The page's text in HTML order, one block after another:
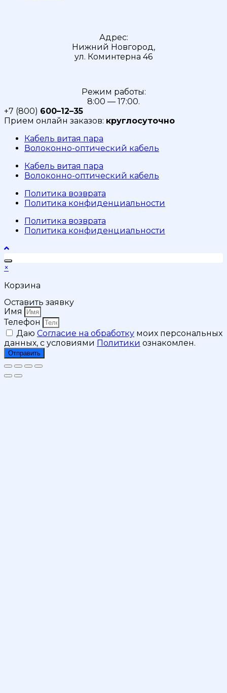
Адрес:
Нижний Новгород,
ул. Коминтерна 46
Режим работы:
8:00 — 17:00.
+7 (800) 600–12–35
Прием онлайн заказов: круглосуточно
Кабель витая пара
Волоконно-оптический кабель
Кабель витая пара
Волоконно-оптический кабель
Политика возврата
Политика конфиденциальности
Политика возврата
Политика конфиденциальности
×
Корзина
Оставить заявку
Имя
Телефон
Даю Согласие на обработку моих персональных
данных, с условиями Политики ознакомлен.
Отправить